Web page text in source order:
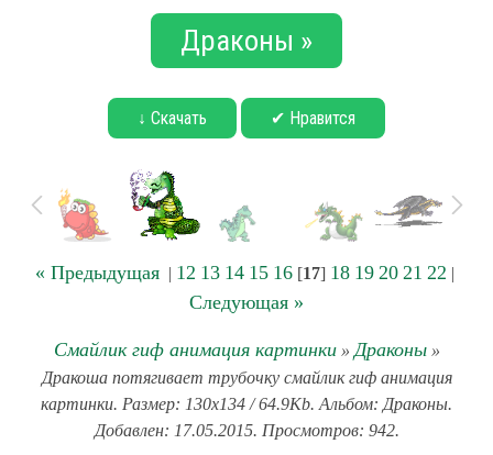
Драконы »
↓ Скачать ✔ Нравится
« Предыдущая| 12 13 14 15 16[17] 18 19 20 21 22 |
Следующая »
Смайлик гиф анимация картинки» Драконы»
Дракоша потягивает трубочку смайлик гиф анимация
картинки. Размер: 130x134 / 64.9Kb. Альбом: Драконы.
Добавлен: 17.05.2015. Просмотров: 942.